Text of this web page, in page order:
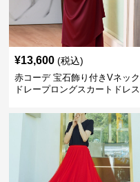
¥13,600 (税込)
赤コーデ 宝石飾り付きVネック
ドレープロングスカートドレス